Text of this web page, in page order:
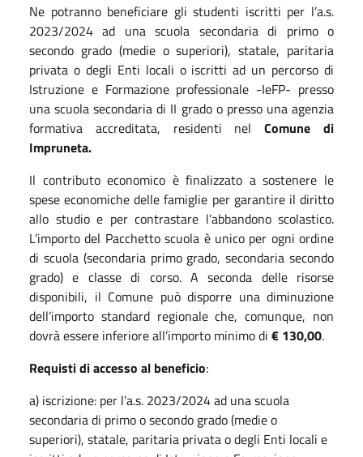
Ne potranno beneficiare gli studenti iscritti per l’a.s.
2023/2024 ad una scuola secondaria di primo o
secondo grado (medie o superiori), statale, paritaria
privata o degli Enti locali o iscritti ad un percorso di
Istruzione e Formazione professionale -IeFP- presso
una scuola secondaria di II grado o presso una agenzia
formativa accreditata, residenti nel Comune di
Impruneta.
Il contributo economico è finalizzato a sostenere le
spese economiche delle famiglie per garantire il diritto
allo studio e per contrastare l’abbandono scolastico.
L’importo del Pacchetto scuola è unico per ogni ordine
di scuola (secondaria primo grado, secondaria secondo
grado) e classe di corso. A seconda delle risorse
disponibili, il Comune può disporre una diminuzione
dell’importo standard regionale che, comunque, non
dovrà essere inferiore all’importo minimo di € 130,00.
Requisti di accesso al beneficio:
a) iscrizione: per l’a.s. 2023/2024 ad una scuola
secondaria di primo o secondo grado (medie o
superiori), statale, paritaria privata o degli Enti locali e